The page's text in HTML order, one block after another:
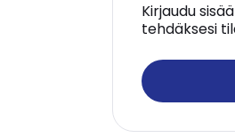
Kirjaudu
tehdäksesi